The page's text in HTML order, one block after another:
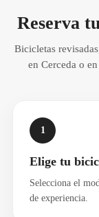
Reserva
Bicicletas
en Cerceda o
1
Elige tu
Selecciona el
de experiencia.